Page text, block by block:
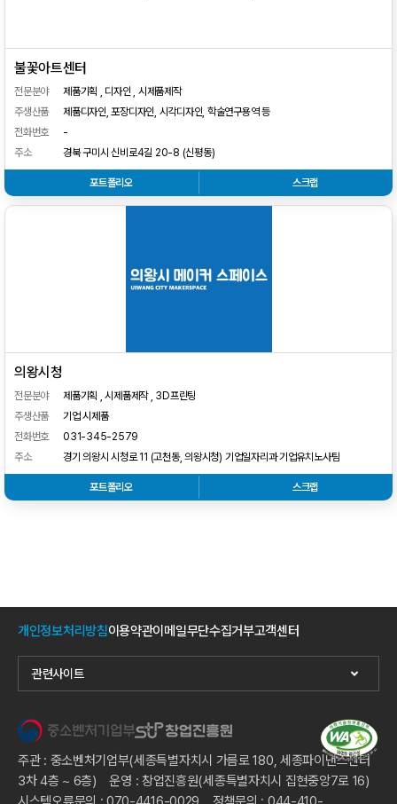
불꽃아트센터
전문분야
제품기획 , 디자인 , 시제품제작
주생산품
제품디자인, 포장디자인, 시각디자인, 학술연구용역 등
전화번호
-
주소
경북 구미시 신비로4길 20-8 (신평동)
포트폴리오 스크랩
의왕시청
전문분야
제품기획 , 시제품제작 , 3D프린팅
주생산품
기업 시제품
전화번호
031-345-2579
주소
경기 의왕시 시청로 11 (고천동, 의왕시청) 기업일자리과 기업유치노사팀
포트폴리오 스크랩
개인정보처리방침이용약관이메일무단수집거부고객센터
관련사이트
주관 : 중소벤처기업부(세종특별자치시 가름로 180, 세종파이낸스센터
3차 4층 ~ 6층) 운영 : 창업진흥원(세종특별자치시 집현중앙7로 16)